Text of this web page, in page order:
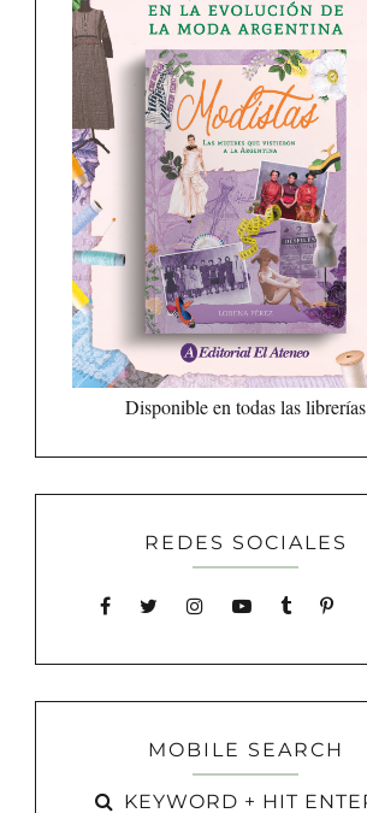
Disponible en todas las librerías
REDES SOCIALES
MOBILE SEARCH